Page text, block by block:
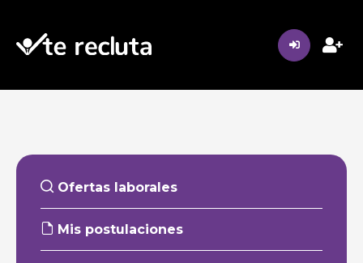
Ofertas laborales
Mis postulaciones